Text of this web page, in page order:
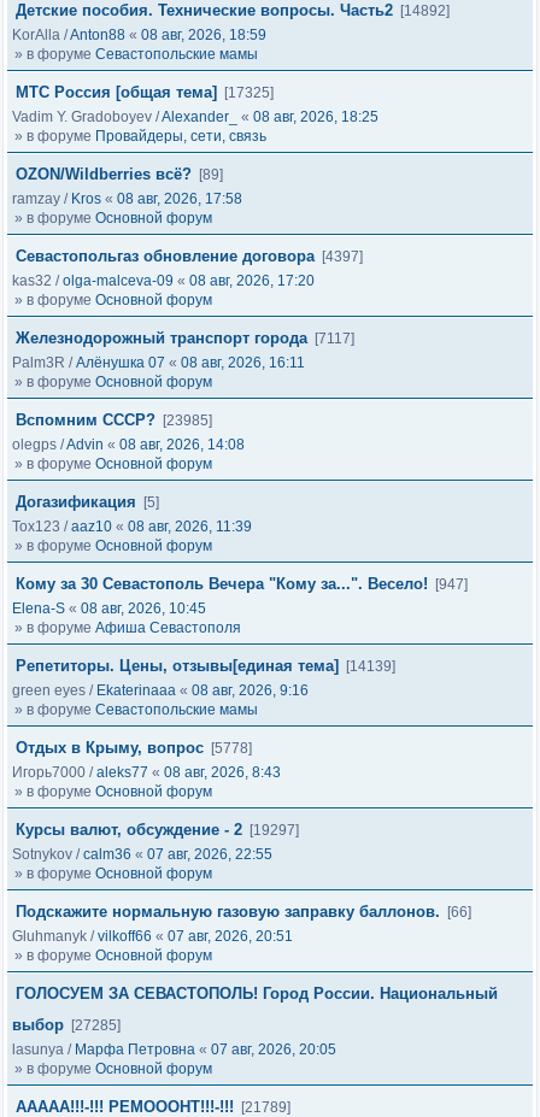
Детские пособия. Технические вопросы. Часть2 [14892]
KorAlla /Anton88 « 08 авг, 2026, 18:59
» в форуме Севастопольские мамы
МТС Россия [общая тема]
[17325]
Vadim Y. Gradoboyev /Alexander_ « 08 авг, 2026, 18:25
» в форуме Провайдеры, сети, связь
OZON/Wildberries всё? [89]
ramzay / Kros « 08 авг, 2026, 17:58
» в форуме Основной форум
Севастопольгаз обновление договора [4397]
kas32 /olga-malceva-09 « 08 авг, 2026, 17:20
» в форуме Основной форум
Железнодорожный транспорт города [7117]
Palm3R /Алёнушка 07 « 08 авг, 2026, 16:11
» в форуме Основной форум
Вспомним СССР? [23985]
olegps /Advin « 08 авг, 2026, 14:08
» в форуме Основной форум
Догазификация
[5]
Tox123 /aaz10 « 08 авг, 2026, 11:39
» в форуме Основной форум
Кому за 30 Севастополь Вечера "Кому за...". Весело!
[947]
Elena-S « 08 авг, 2026, 10:45
» в форуме Афиша Севастополя
Репетиторы. Цены, отзывы[единая тема]
[14139]
green eyes / Ekaterinaaa « 08 авг, 2026, 9:16
» в форуме Севастопольские мамы
Отдых в Крыму, вопрос [5778]
Игорь7000 /aleks77 « 08 авг, 2026, 8:43
» в форуме Основной форум
Курсы валют, обсуждение - 2 [19297]
Sotnykov /calm36 « 07 авг, 2026, 22:55
» в форуме Основной форум
Подскажите нормальную газовую заправку баллонов.
[66]
Gluhmanyk /vilkoff66 « 07 авг, 2026, 20:51
» в форуме Основной форум
ГОЛОСУЕМ ЗА СЕВАСТОПОЛЬ! Город России. Национальный
выбор [27285]
lasunya / Марфа Петровна « 07 авг, 2026, 20:05
» в форуме Основной форум
ААААА!!!-!!! РЕМОООНТ!!!-!!!
[21789]